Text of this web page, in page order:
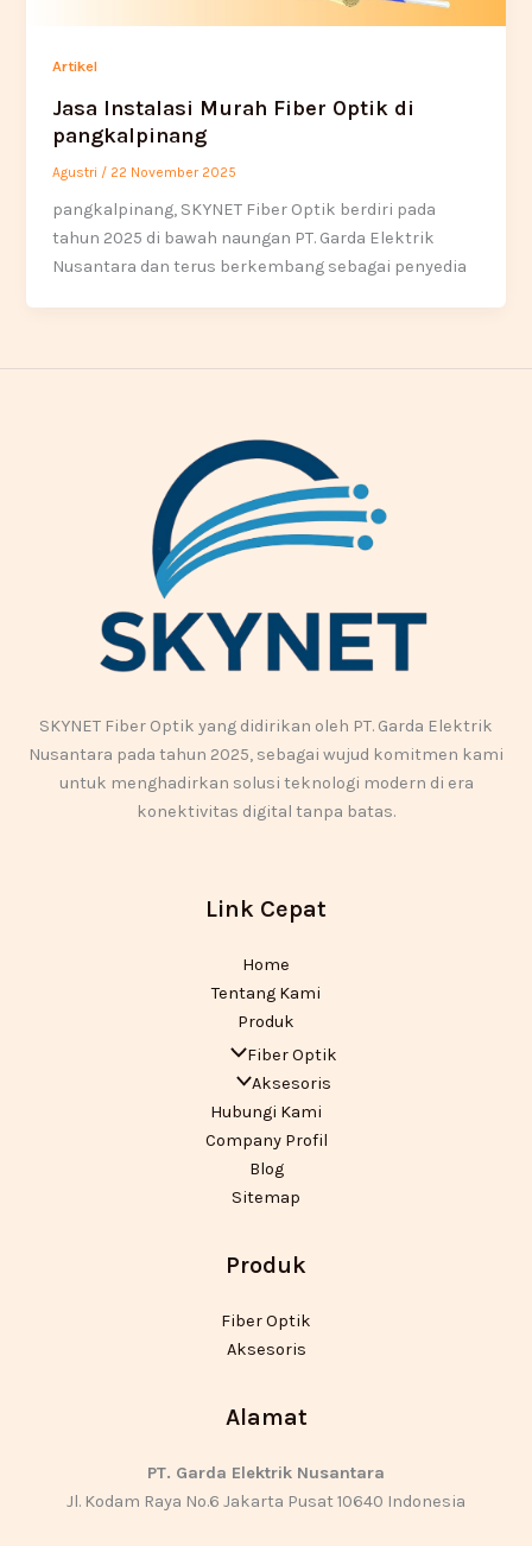
Artikel
Jasa Instalasi Murah Fiber Optik di
pangkalpinang
Agustri / 22 November 2025
pangkalpinang, SKYNET Fiber Optik berdiri pada
tahun 2025 di bawah naungan PT. Garda Elektrik
Nusantara dan terus berkembang sebagai penyedia
SKYNET Fiber Optik yang didirikan oleh PT. Garda Elektrik
Nusantara pada tahun 2025, sebagai wujud komitmen kami
untuk menghadirkan solusi teknologi modern di era
konektivitas digital tanpa batas.
Link Cepat
Home
Tentang Kami
Produk
Fiber Optik
Aksesoris
Hubungi Kami
Company Profil
Blog
Sitemap
Produk
Fiber Optik
Aksesoris
Alamat
PT. Garda Elektrik Nusantara
Jl. Kodam Raya No.6 Jakarta Pusat 10640 Indonesia